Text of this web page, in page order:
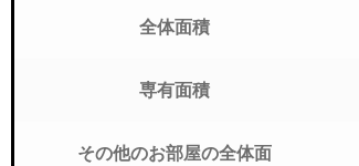
全体面積
専有面積
その他のお部屋の全体面